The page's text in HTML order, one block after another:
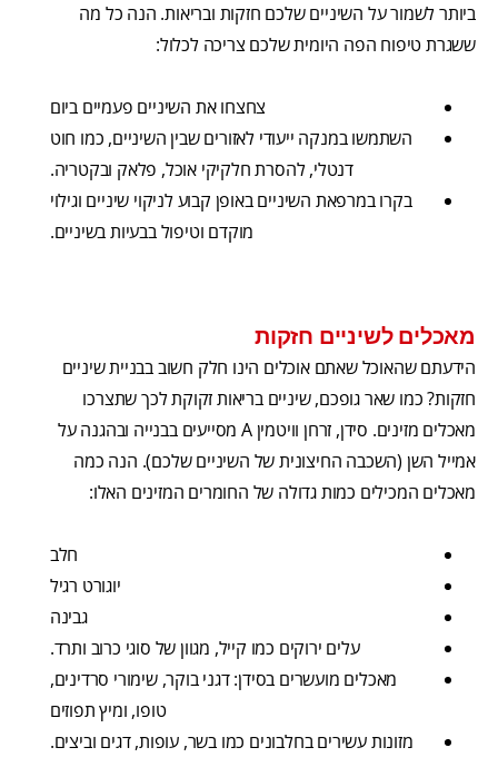
ביותר לשמור על השיניים שלכם חזקות ובריאות. הנה כל מה
ששגרת טיפוח הפה היומית שלכם צריכה לכלול:
צחצחו את השיניים פעמיים ביום
השתמשו במנקה ייעודי לאזורים שבין השיניים, כמו חוט
דנטלי, להסרת חלקיקי אוכל, פלאק ובקטריה.
בקרו במרפאת השיניים באופן קבוע לניקוי שיניים וגילוי
מוקדם וטיפול בבעיות בשיניים.
מאכלים לשיניים חזקות
הידעתם שהאוכל שאתם אוכלים הינו חלק חשוב בבניית שיניים
חזקות? כמו שאר גופכם, שיניים בריאות זקוקת לכך שתצרכו
מאכלים מזינים. סידן, זרחן וויטמין A מסייעים בבנייה ובהגנה על
אמייל השן (השכבה החיצונית של השיניים שלכם). הנה כמה
מאכלים המכילים כמות גדולה של החומרים המזינים האלו:
חלב
יוגורט רגיל
גבינה
עלים ירוקים כמו קייל, מגוון של סוגי כרוב ותרד.
מאכלים מועשרים בסידן: דגני בוקר, שימורי סרדינים,
טופו, ומיץ תפוזים
מזונות עשירים בחלבונים כמו בשר, עופות, דגים וביצים.